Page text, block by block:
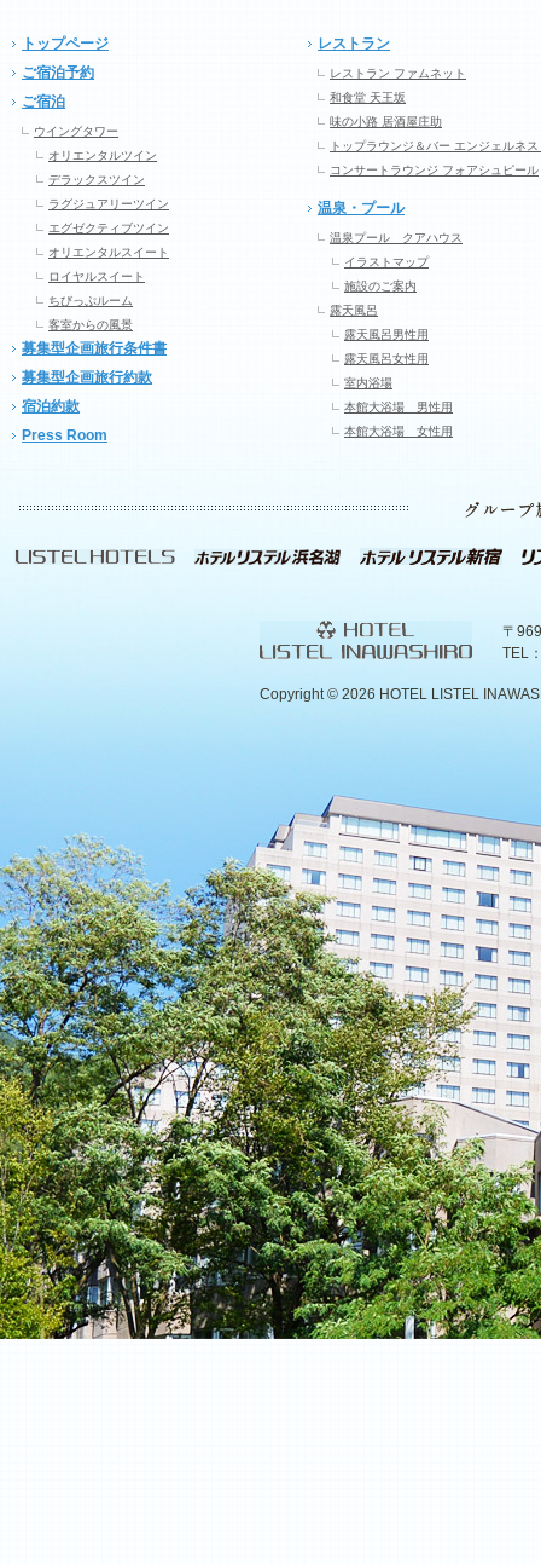
トップページ
ご宿泊予約
ご宿泊
ウイングタワー
オリエンタルツイン
デラックスツイン
ラグジュアリーツイン
エグゼクティブツイン
オリエンタルスイート
ロイヤルスイート
ちびっぷルーム
客室からの風景
募集型企画旅行条件書
募集型企画旅行約款
宿泊約款
Press Room
レストラン
レストラン ファムネット
和食堂 天王坂
味の小路 居酒屋庄助
トップラウンジ＆バー エンジェルネス
コンサートラウンジ フォアシュピール
温泉・プール
温泉プール クアハウス
イラストマップ
施設のご案内
露天風呂
露天風呂男性用
露天風呂女性用
室内浴場
本館大浴場 男性用
本館大浴場 女性用
〒
TEL
Copyright © 2026 HOTEL LISTEL